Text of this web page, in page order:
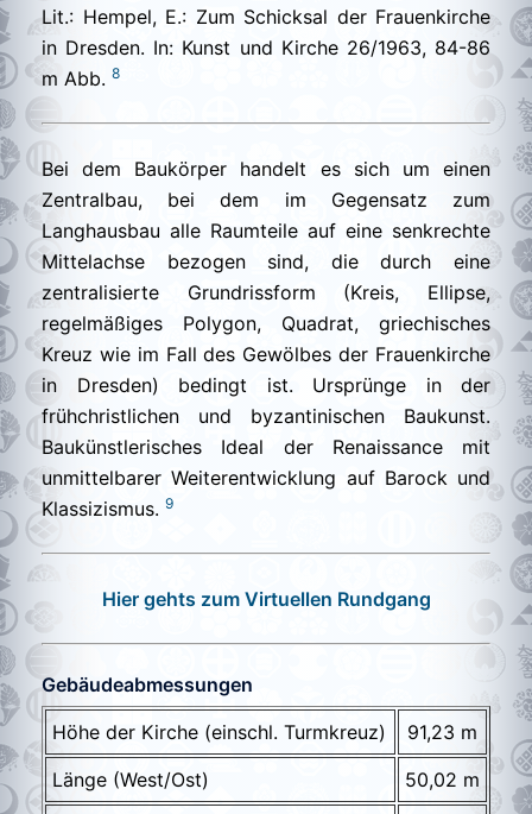
Lit.: Hempel, E.: Zum Schicksal der Frauenkirche
in Dresden. In: Kunst und Kirche 26/1963, 84-86
m Abb. 8
Bei dem Baukörper handelt es sich um einen
Zentralbau, bei dem im Gegensatz zum
Langhausbau alle Raumteile auf eine senkrechte
Mittelachse bezogen sind, die durch eine
zentralisierte Grundrissform (Kreis, Ellipse,
regelmäßiges Polygon, Quadrat, griechisches
Kreuz wie im Fall des Gewölbes der Frauenkirche
in Dresden) bedingt ist. Ursprünge in der
frühchristlichen und byzantinischen Baukunst.
Baukünstlerisches Ideal der Renaissance mit
unmittelbarer Weiterentwicklung auf Barock und
Klassizismus. 9
Hier gehts zum Virtuellen Rundgang
Gebäudeabmessungen
Höhe der Kirche (einschl. Turmkreuz)
91,23 m
Länge (West/Ost)
50,02 m